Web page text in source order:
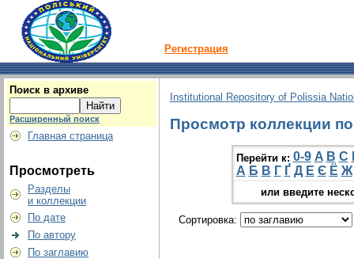
Регистрация
Поиск в архиве
Расширенный поиск
Главная страница
Просмотреть
Разделы
и коллекции
По дате
По автору
По заглавию
Institutional Repository of Polissia
Просмотр коллекции
Перейти к: 0-9 A B C
А Б В Г Ґ Д Е Є Ё Ж
или введите
Сортировка: